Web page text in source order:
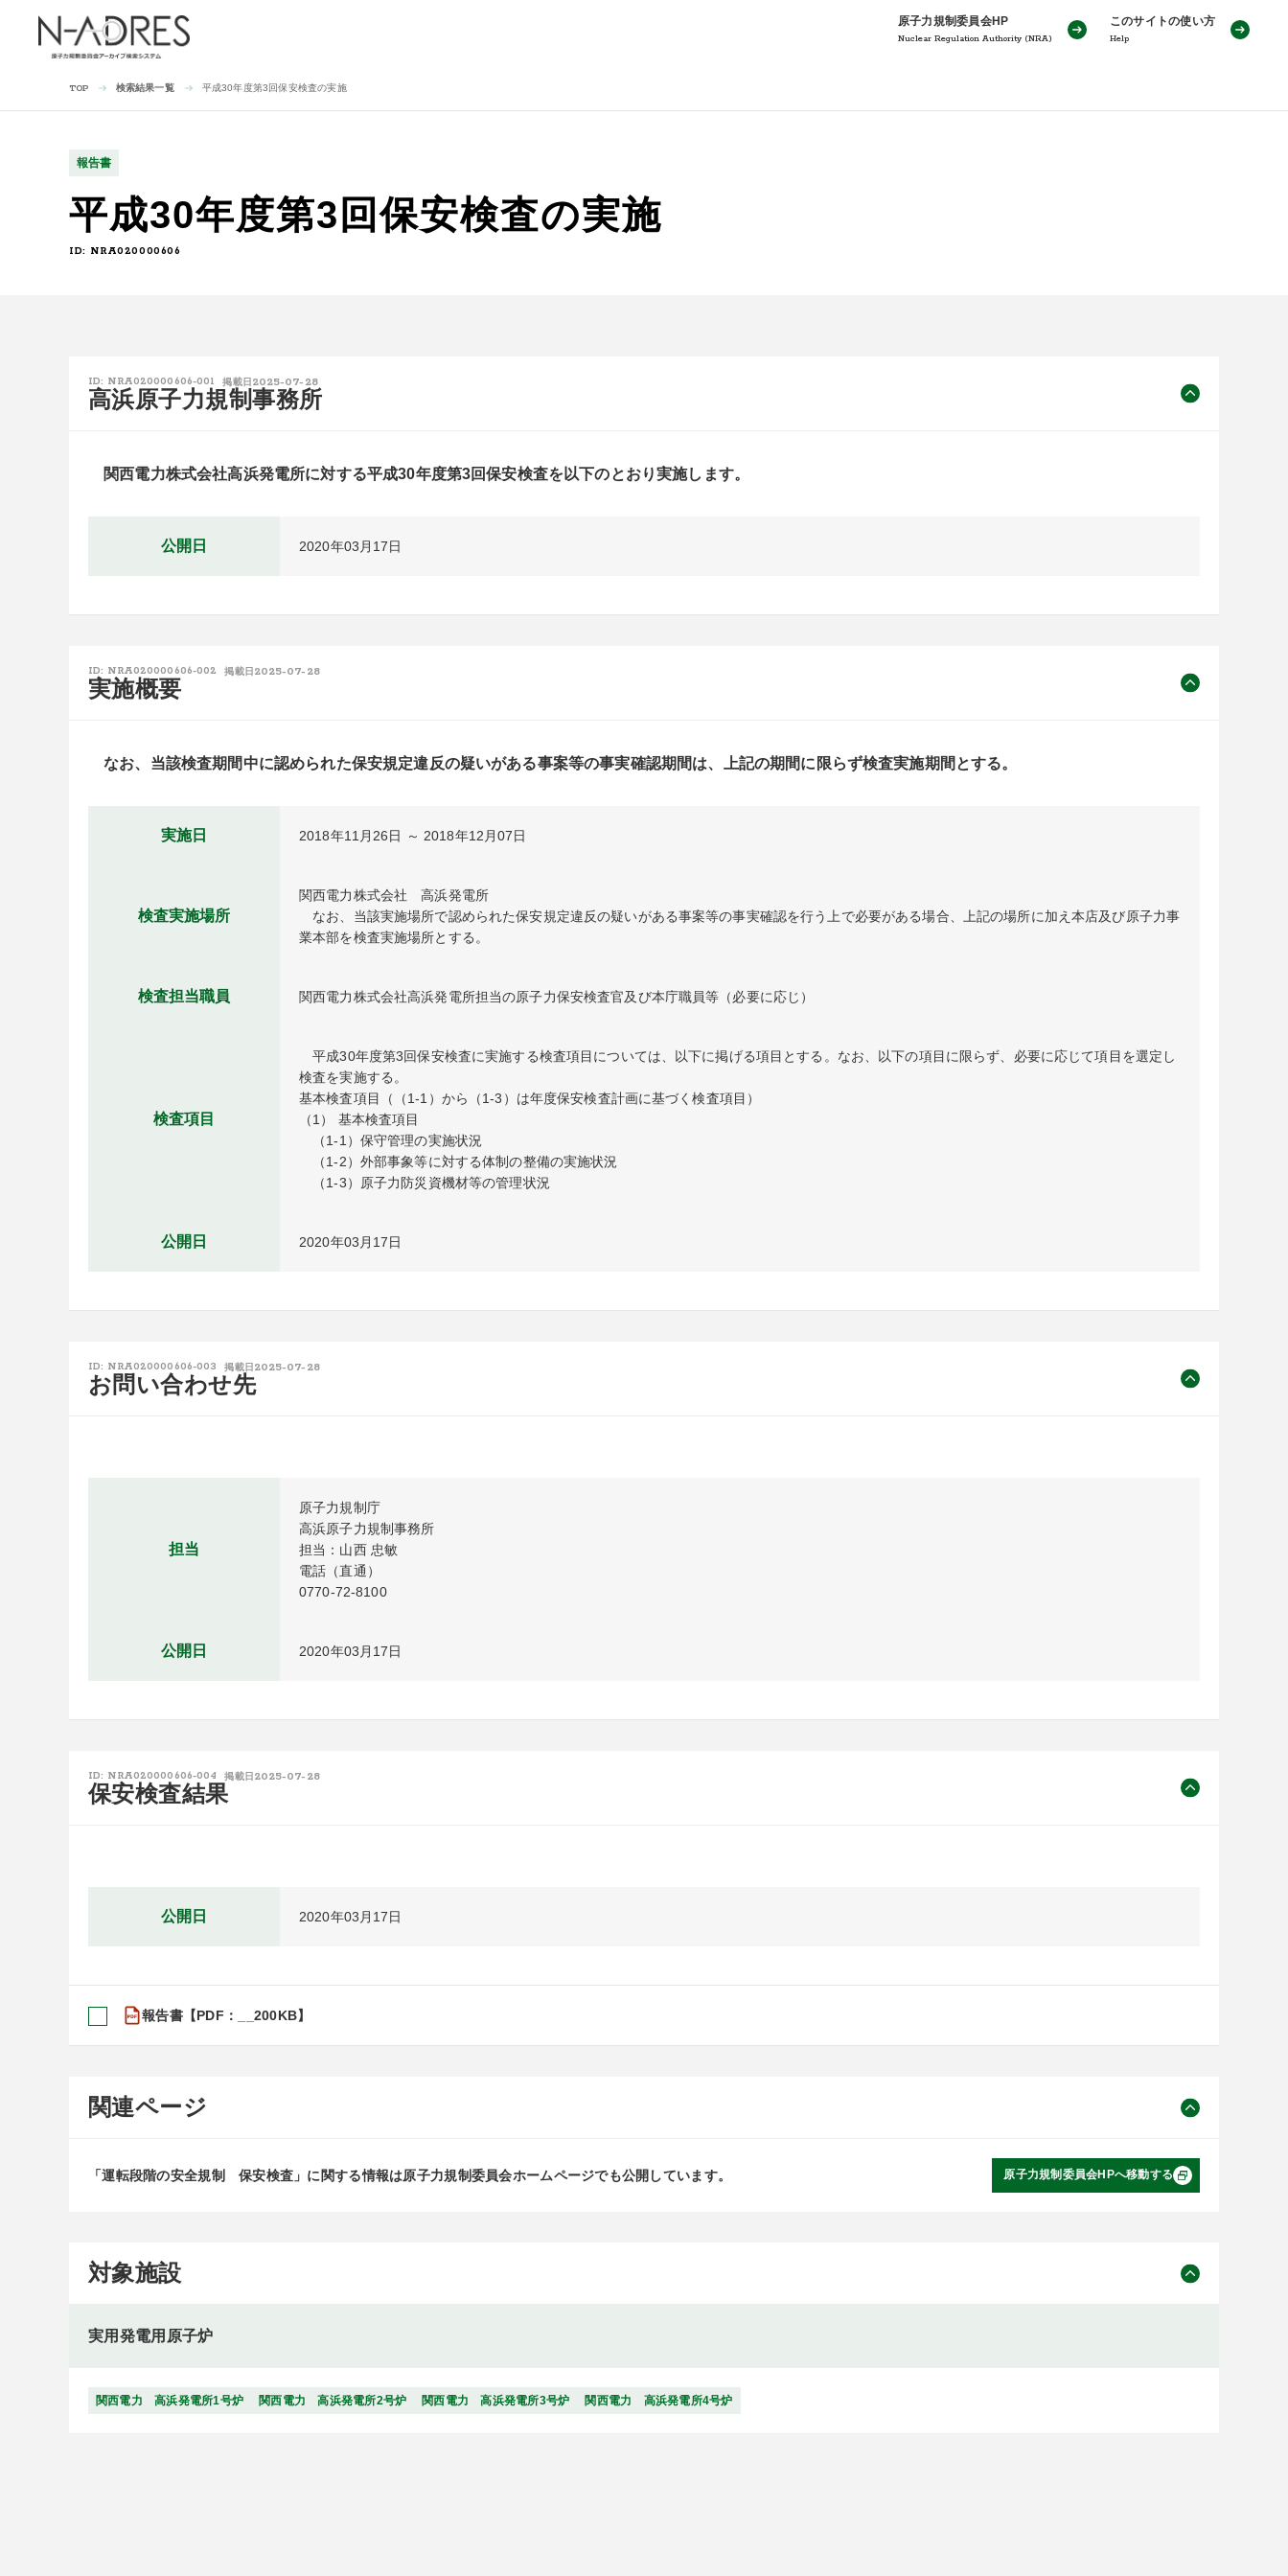
原子力規制委員会HP
Nuclear Regulation Authority (NRA)
このサイトの使い方
Help
TOP 検索結果一覧 平成30年度第3回保安検査の実施
報告書
平成30年度第3回保安検査の実施
ID: NRA020000606
ID: NRA020000606-001 掲載日 2025-07-28
高浜原子力規制事務所
関西電力株式会社高浜発電所に対する平成30年度第3回保安検査を以下のとおり実施します。
公開日 2020年03月17日
ID: NRA020000606-002 掲載日 2025-07-28
実施概要
なお、当該検査期間中に認められた保安規定違反の疑いがある事案等の事実確認期間は、上記の期間に限らず検査実施期間とする。
実施日 2018年11月26日 ～ 2018年12月07日
検査実施場所
関西電力株式会社　高浜発電所
なお、当該実施場所で認められた保安規定違反の疑いがある事案等の事実確認を行う上で必要がある場合、上記の場所に加え本店及び原子力事
業本部を検査実施場所とする。
検査担当職員 関西電力株式会社高浜発電所担当の原子力保安検査官及び本庁職員等（必要に応じ）
検査項目
平成30年度第3回保安検査に実施する検査項目については、以下に掲げる項目とする。なお、以下の項目に限らず、必要に応じて項目を選定し
検査を実施する。
基本検査項目（（1-1）から（1-3）は年度保安検査計画に基づく検査項目）
（1） 基本検査項目
（1-1）保守管理の実施状況
（1-2）外部事象等に対する体制の整備の実施状況
（1-3）原子力防災資機材等の管理状況
公開日 2020年03月17日
ID: NRA020000606-003 掲載日 2025-07-28
お問い合わせ先
担当
原子力規制庁
高浜原子力規制事務所
担当：山西 忠敏
電話（直通）
0770-72-8100
公開日 2020年03月17日
ID: NRA020000606-004 掲載日 2025-07-28
保安検査結果
公開日 2020年03月17日
報告書【PDF：__200KB】
関連ページ
「運転段階の安全規制 保安検査」に関する情報は原子力規制委員会ホームページでも公開しています。 原子力規制委員会HPへ移動する
対象施設
実用発電用原子炉
関西電力 高浜発電所1号炉 関西電力 高浜発電所2号炉 関西電力 高浜発電所3号炉 関西電力 高浜発電所4号炉